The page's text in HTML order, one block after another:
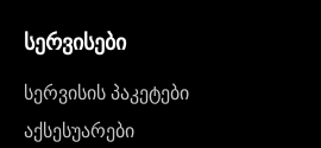
სერვისები
სერვისის პაკეტები
აქსესუარები